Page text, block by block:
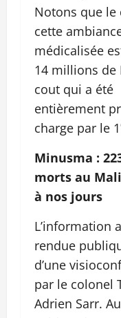
Notons que le
cette
médicalisée
14 millions de
cout qui a été
entièrement
charge par le 1
Minusma :
morts au
à nos jours
L’information
rendue
d’une
par le colonel
Adrien Sarr.